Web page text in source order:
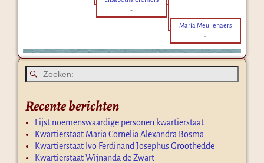
-
Maria Meullenaers
-
Recente berichten
Lijst noemenswaardige personen kwartierstaat
Kwartierstaat Maria Cornelia Alexandra Bosma
Kwartierstaat Ivo Ferdinand Josephus Groothedde
Kwartierstaat Wijnanda de Zwart